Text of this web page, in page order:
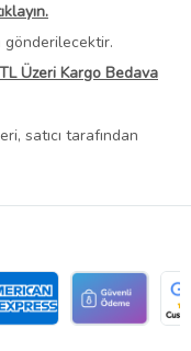
gönderilecektir.
Üzeri Kargo Bedava
satıcı tarafından